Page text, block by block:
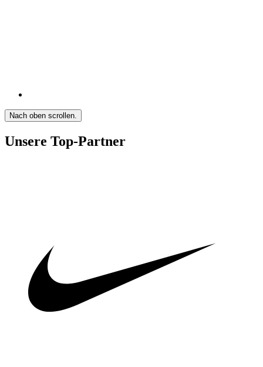
Nach oben scrollen.
Unsere Top-Partner